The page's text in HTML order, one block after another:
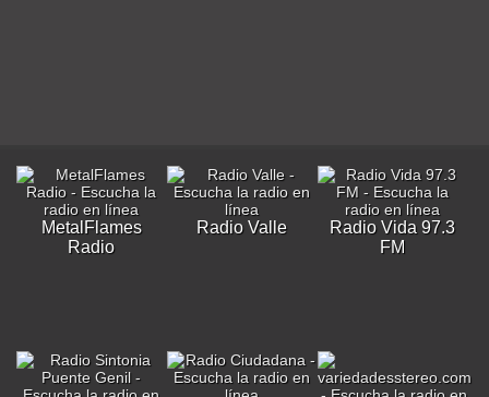
MetalFlames
Radio
Radio Valle
Radio Vida 97.3
FM